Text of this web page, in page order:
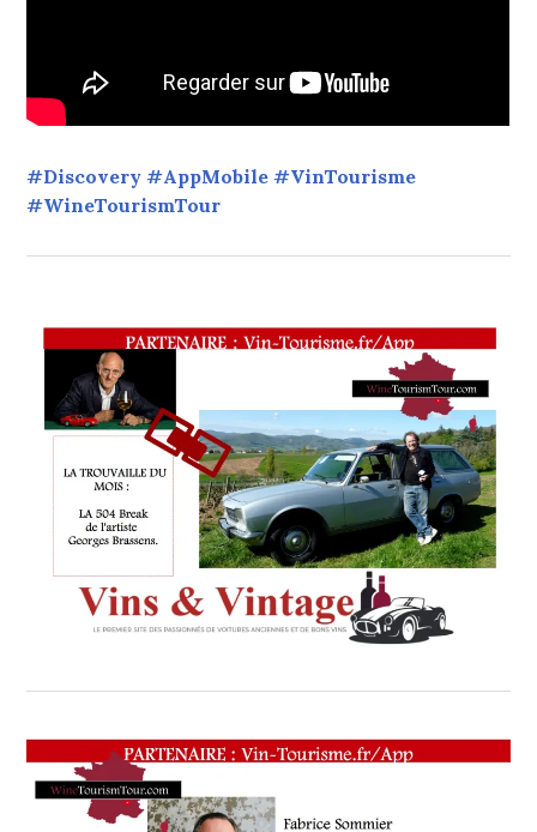
#Discovery #AppMobile #VinTourisme
#WineTourismTour